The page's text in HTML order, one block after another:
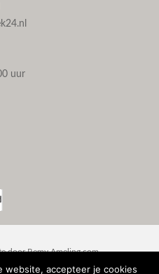
uur
doorRemy Ameling.com
website, accepteer je cookies